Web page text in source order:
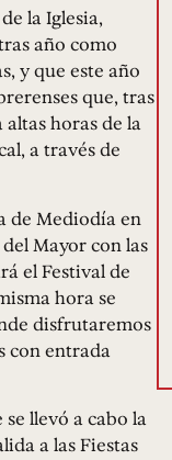
la Iglesia,
año como
y que este año
que, tras
horas de la
a través de
de Mediodía en
Mayor con las
el Festival de
hora se
disfrutaremos
con entrada
llevó a cabo la
a las Fiestas